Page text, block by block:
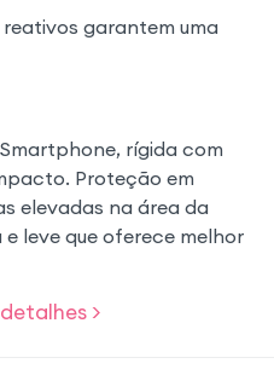
garantem uma
rígida com
Proteção em
elevadas na área da
leve que oferece melhor
>